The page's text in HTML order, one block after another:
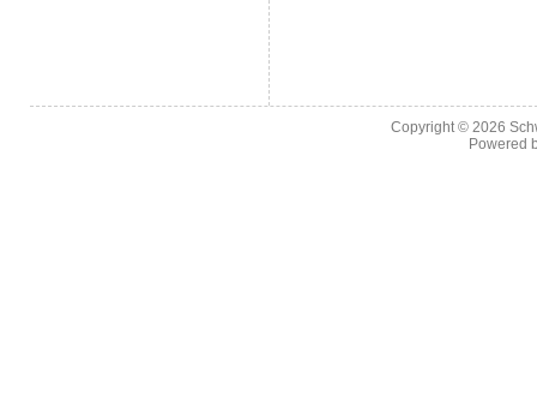
Copyright © 2026
Powered